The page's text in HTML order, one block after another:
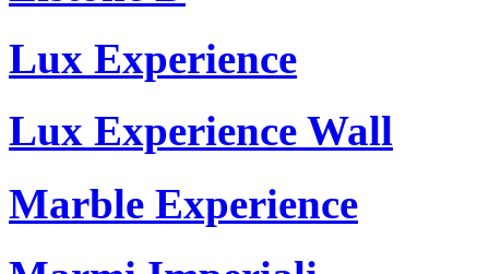
Lux Experience
Lux Experience Wall
Marble Experience